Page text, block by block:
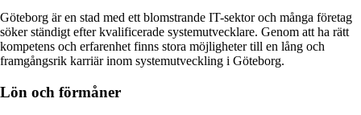
Göteborg är en stad med ett blomstrande IT-sektor och många företag
söker ständigt efter kvalificerade systemutvecklare. Genom att ha rätt
kompetens och erfarenhet finns stora möjligheter till en lång och
framgångsrik karriär inom systemutveckling i Göteborg.
Lön och förmåner